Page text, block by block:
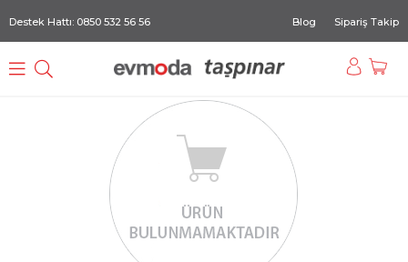
Destek Hattı: 0850 532 56 56 Blog Sipariş Takip